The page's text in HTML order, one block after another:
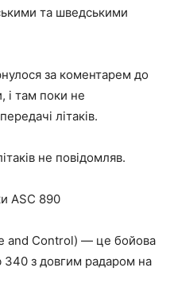
та шведськими
за коментарем до
і там поки не
літаків.
не повідомляв.
ASC 890
and Control) — це бойова
340 з довгим радаром на